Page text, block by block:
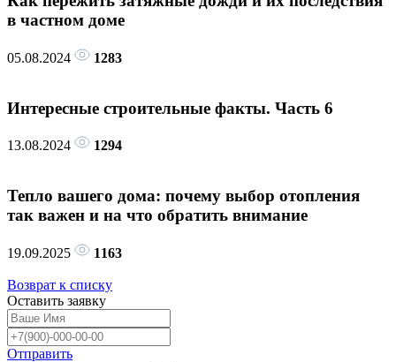
в частном доме
05.08.2024 1283
Интересные строительные факты. Часть 6
13.08.2024 1294
Тепло вашего дома: почему выбор отопления
так важен и на что обратить внимание
19.09.2025 1163
Возврат к списку
Оставить заявку
Отправить